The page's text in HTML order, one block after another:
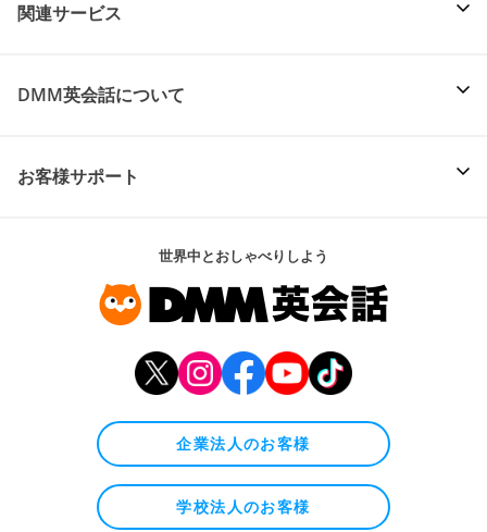
関連サービス
DMM英会話について
お客様サポート
世界中とおしゃべりしよう
企業法人のお客様
学校法人のお客様